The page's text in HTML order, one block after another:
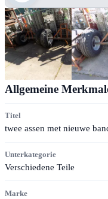
Allgemeine
Titel
twee assen met nieuwe
Unterkategorie
Verschiedene Teile
Marke